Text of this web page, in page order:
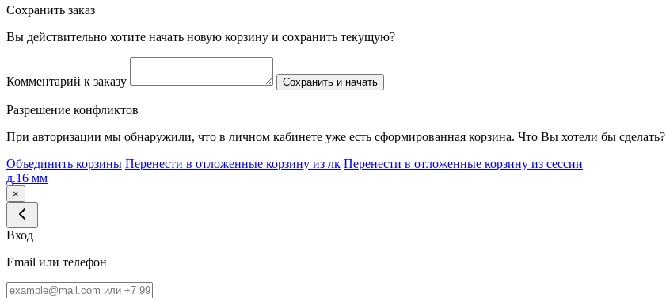
Сохранить заказ
Вы действительно хотите начать новую корзину и сохранить текущую?
Комментарий к заказу Сохранить и начать
Разрешение конфликтов
При авторизации мы обнаружили, что в личном кабинете уже есть сформированная корзина. Что Вы хотели бы сделать?
Объединить корзины Перенести в отложенные корзину из лк Перенести в отложенные корзину из сессии
д.16 мм
×
Вход
Email или телефон